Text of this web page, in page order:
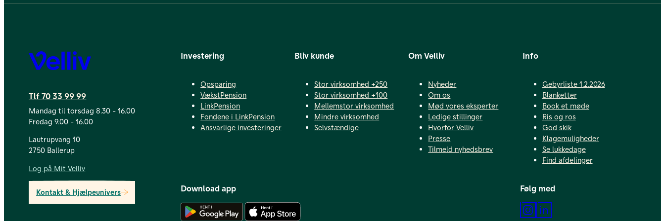
Velliv
Tlf 70 33 99 99
Mandag til torsdag 8.30 - 16.00
Fredag 9.00 - 16.00
Lautrupvang 10
2750 Ballerup
Log på Mit Velliv
Kontakt & Hjælpeunivers
Investering
Opsparing
VækstPension
LinkPension
Fondene i LinkPension
Ansvarlige investeringer
Bliv kunde
Stor virksomhed +250
Stor virksomhed +100
Mellemstor virksomhed
Mindre virksomhed
Selvstændige
Om Velliv
Nyheder
Om os
Mød vores eksperter
Ledige stillinger
Hvorfor Velliv
Presse
Tilmeld nyhedsbrev
Info
Gebyrliste 1.2.2026
Blanketter
Book et møde
Ris og ros
God skik
Klagemuligheder
Se lukkedage
Find afdelinger
Download app
Hent Android app
Følg med
Instagram